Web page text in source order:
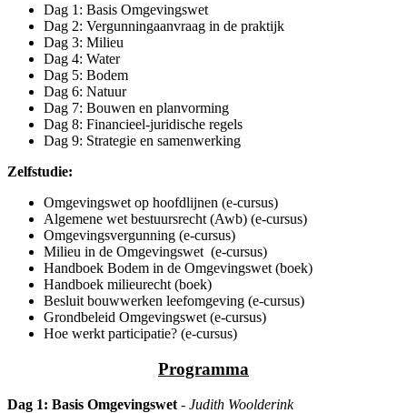
Dag 1: Basis Omgevingswet
Dag 2: Vergunningaanvraag in de praktijk
Dag 3: Milieu
Dag 4: Water
Dag 5: Bodem
Dag 6: Natuur
Dag 7: Bouwen en planvorming
Dag 8: Financieel-juridische regels
Dag 9: Strategie en samenwerking
Zelfstudie:
Omgevingswet op hoofdlijnen (e-cursus)
Algemene wet bestuursrecht (Awb) (e-cursus)
Omgevingsvergunning (e-cursus)
Milieu in de Omgevingswet (e-cursus)
Handboek Bodem in de Omgevingswet (boek)
Handboek milieurecht (boek)
Besluit bouwwerken leefomgeving (e-cursus)
Grondbeleid Omgevingswet (e-cursus)
Hoe werkt participatie? (e-cursus)
Programma
Dag 1: Basis Omgevingswet - Judith Woolderink